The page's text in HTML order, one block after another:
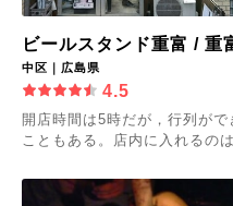
ビールスタンド重富 / 重
中区｜広島県
4.5
開店時間は5時だが，行列が
こともある。店内に入れるの